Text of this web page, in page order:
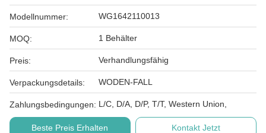
Modellnummer: WG1642110013
MOQ: 1 Behälter
Preis: Verhandlungsfähig
Verpackungsdetails: WODEN-FALL
Zahlungsbedingungen: L/C, D/A, D/P, T/T, Western Union,
Beste Preis Erhalten Kontakt Jetzt